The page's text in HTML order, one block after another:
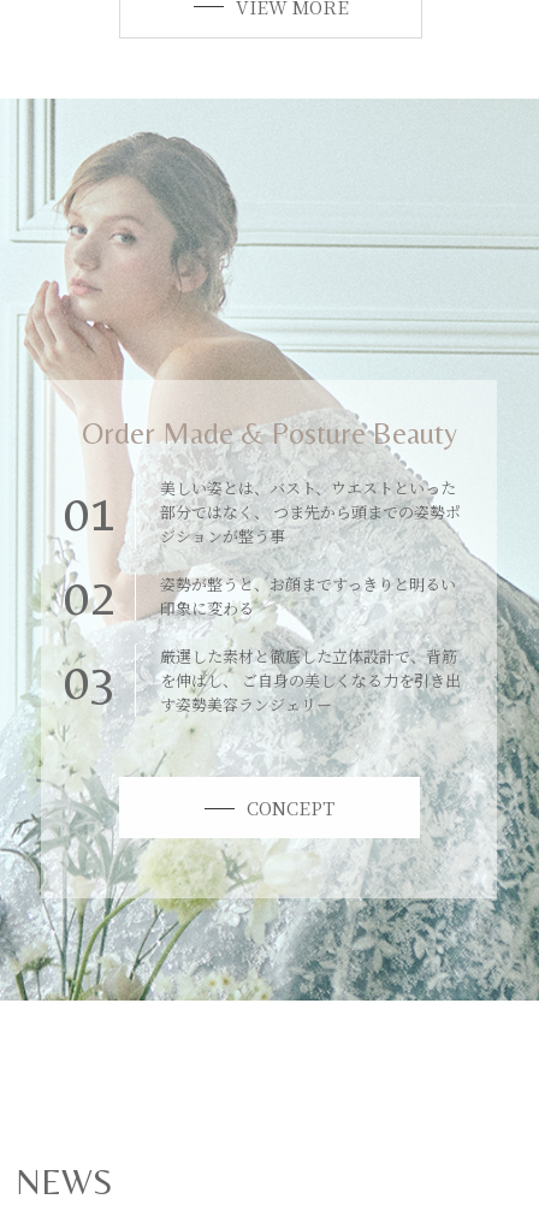
VIEW MORE
Order Made & Posture Beauty
01
美しい姿とは、バスト、ウエストといった
部分ではなく、 つま先から頭までの姿勢ポ
ジションが整う事
02
姿勢が整うと、お顔まですっきりと明るい
印象に変わる
03
厳選した素材と徹底した立体設計で、背筋
を伸ばし、 ご自身の美しくなる力を引き出
す姿勢美容ランジェリー
CONCEPT
NEWS